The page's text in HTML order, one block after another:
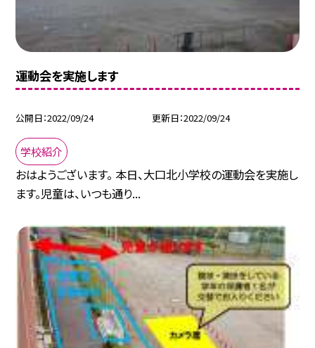
運動会を実施します
公開日 2022/09/24 更新日 2022/09/24
学校紹介
おはようございます。 本日、大口北小学校の運動会を実施し
ます。児童は、いつも通り...